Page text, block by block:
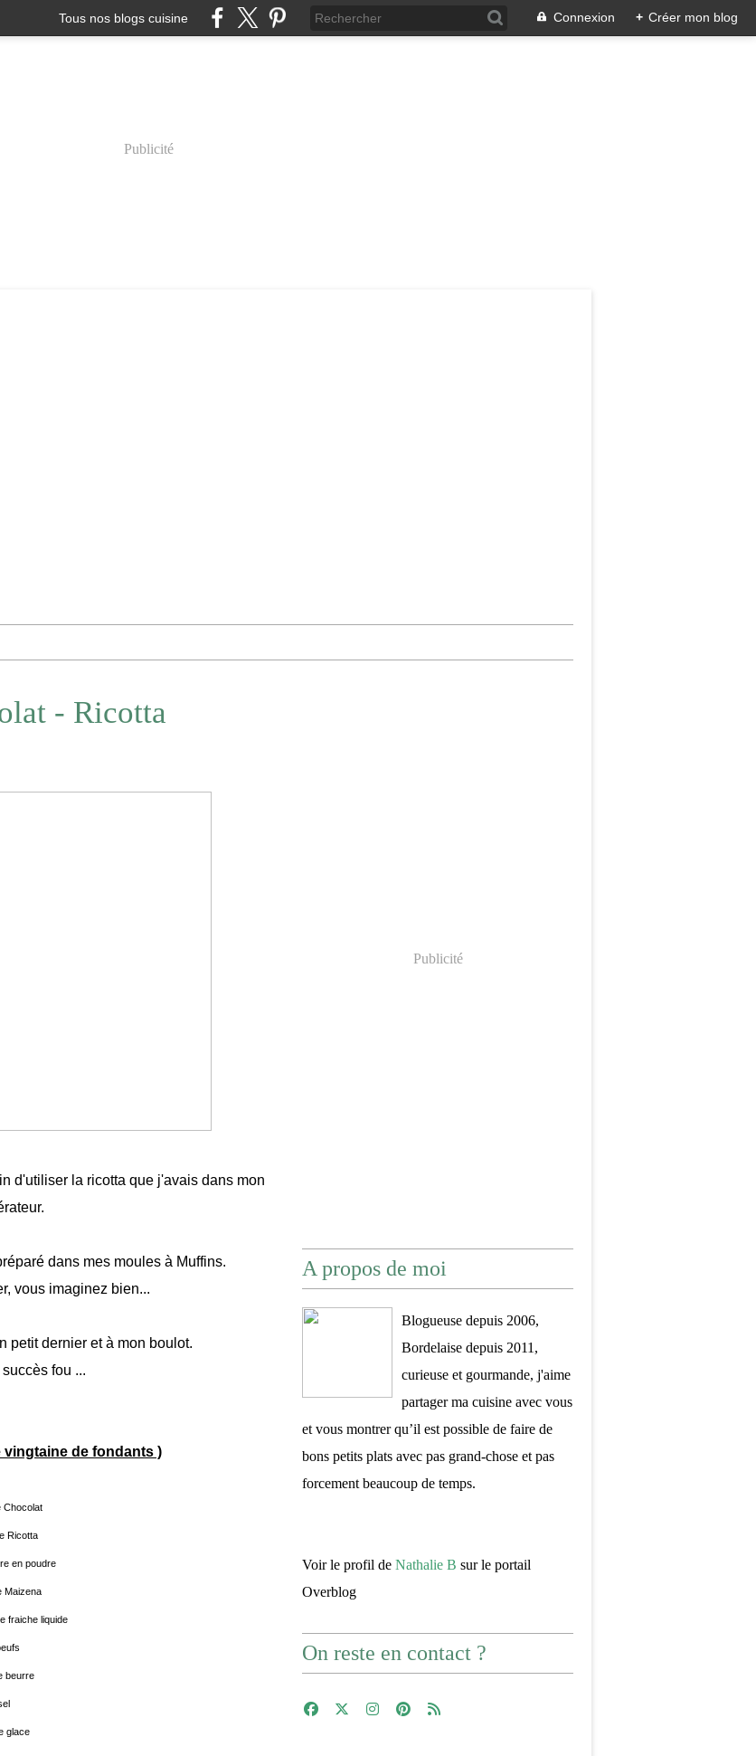
Tous nos blogs cuisine Connexion + Créer mon blog
Publicité
- Ricotta
d'utiliser la ricotta que j'avais dans mon
dans mes moules à Muffins.
vous imaginez bien...
petit dernier et à mon boulot.
succès fou ...
de fondants )
Chocolat
Ricotta
en poudre
Maizena
fraiche liquide
beurre
glace
Publicité
A propos de moi
Blogueuse depuis 2006,
Bordelaise depuis 2011,
curieuse et gourmande, j'aime
partager ma cuisine avec vous
et vous montrer qu’il est possible de faire de
bons petits plats avec pas grand-chose et pas
forcement beaucoup de temps.
Voir le profil de Nathalie B sur le portail
Overblog
On reste en contact ?